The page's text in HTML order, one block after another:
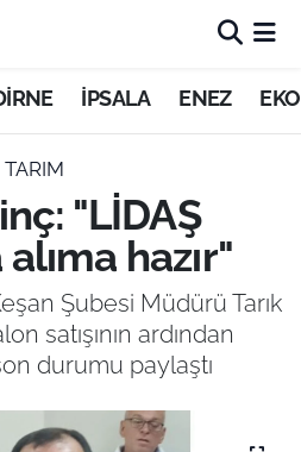
İPSALA ENEZ
TARIM
"LİDAŞ
alıma hazır"
Şubesi Müdürü Tarık
satışının ardından
durumu paylaştı